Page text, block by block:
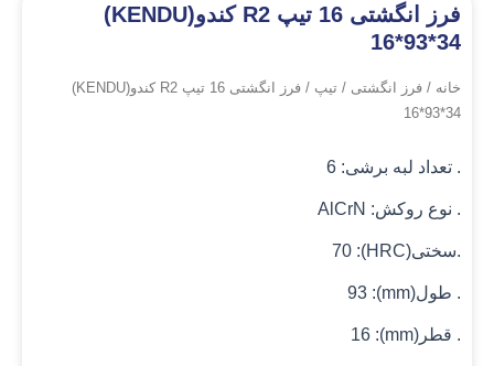
فرز انگشتی 16 تیپ R2 کندو(KENDU)
16*93*34
خانه / فرز انگشتی / تیپ
/ فرز انگشتی 16 تیپ R2 کندو(KENDU)
16*93*34
. تعداد لبه برشی: 6
. نوع روکش: AlCrN
.سختی(HRC): 70
. طول(mm): 93
. قطر(mm): 16